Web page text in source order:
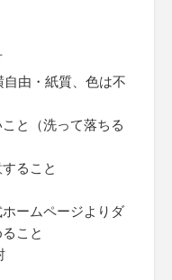
由・紙質、色は不
と（洗って落ちる
ること
ームページよりダ
こと